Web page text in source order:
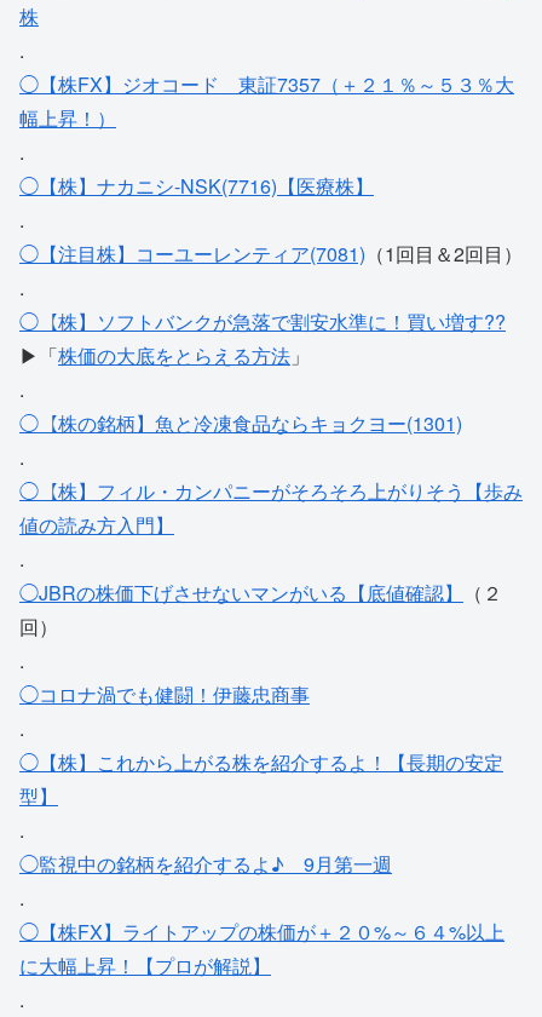
株
.
◯【株FX】ジオコード＿東証7357（＋２１％～５３％大
幅上昇！）
.
◯【株】ナカニシ-NSK(7716)【医療株】
.
◯【注目株】コーユーレンティア(7081) （1回目＆2回目）
.
◯【株】ソフトバンクが急落で割安水準に！買い増す??
▶「株価の大底をとらえる方法 」
.
◯【株の銘柄】魚と冷凍食品ならキョクヨー(1301)
.
◯【株】フィル・カンパニーがそろそろ上がりそう【歩み
値の読み方入門】
.
◯JBRの株価下げさせないマンがいる【底値確認】
（２
回）
.
◯コロナ渦でも健闘！伊藤忠商事
.
◯【株】これから上がる株を紹介するよ！【長期の安定
型】
.
◯監視中の銘柄を紹介するよ♪ 9月第一週
.
◯【株FX】ライトアップの株価が＋２０%～６４%以上
に大幅上昇！【プロが解説】
.